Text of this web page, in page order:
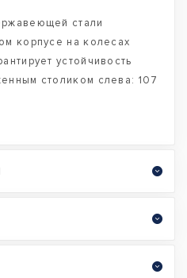
стали
корпусе на колесах
устойчивость
столиком слева: 107